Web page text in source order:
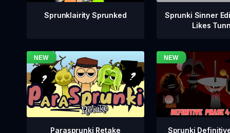
Sprunklairity Sprunked
Sprunki Sinner
Likes
Parasprunki Retake
Sprunki